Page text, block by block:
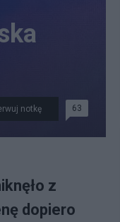
notkę 63
z
dopiero